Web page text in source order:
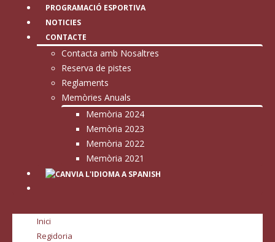
PROGRAMACIÓ ESPORTIVA
NOTICIES
CONTACTE
Contacta amb Nosaltres
Reserva de pistes
Reglaments
Memòries Anuals
Memòria 2024
Memòria 2023
Memòria 2022
Memòria 2021
Inici
Regidoria